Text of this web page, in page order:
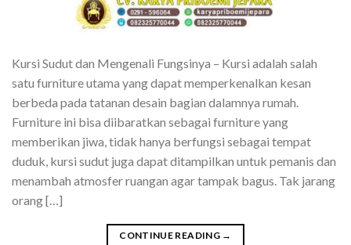
Kursi Sudut dan Mengenali Fungsinya – Kursi adalah salah
satu furniture utama yang dapat memperkenalkan kesan
berbeda pada tatanan desain bagian dalamnya rumah.
Furniture ini bisa diibaratkan sebagai furniture yang
memberikan jiwa, tidak hanya berfungsi sebagai tempat
duduk, kursi sudut juga dapat ditampilkan untuk pemanis dan
menambah atmosfer ruangan agar tampak bagus. Tak jarang
orang […]
CONTINUE READING →